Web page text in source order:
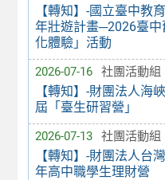
【轉知】-國立臺中教
年壯遊計畫─2026臺
化體驗」活動
2026-07-16 社團活動組
【轉知】-財團法人海
屆「臺生研習營」
2026-07-13 社團活動組
【轉知】-財團法人台
年高中職學生理財營